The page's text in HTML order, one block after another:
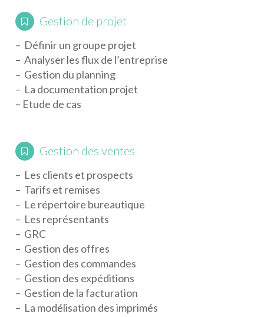
Gestion de projet
– Définir un groupe projet
– Analyser les flux de l’entreprise
– Gestion du planning
– La documentation projet
– Etude de cas
Gestion des ventes
– Les clients et prospects
– Tarifs et remises
– Le répertoire bureautique
– Les représentants
– GRC
– Gestion des offres
– Gestion des commandes
– Gestion des expéditions
– Gestion de la facturation
– La modélisation des imprimés